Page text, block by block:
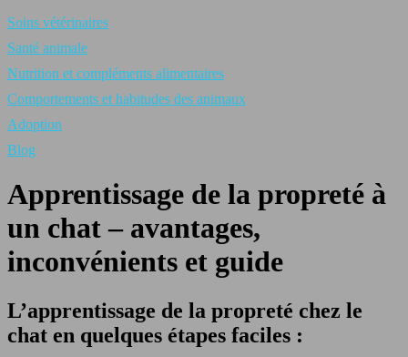
Soins vétérinaires
Santé animale
Nutrition et compléments alimentaires
Comportements et habitudes des animaux
Adoption
Blog
Apprentissage de la propreté à
un chat – avantages,
inconvénients et guide
L’apprentissage de la propreté chez le
chat en quelques étapes faciles :